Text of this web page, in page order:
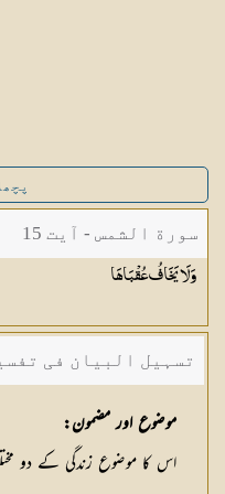
سورة الشمس - آیت 15
وَلَا يَخَافُعُقْبَاهَا
تسہیل البیان فی
موضوع اور مضمون:
اس كا موضوع زندگی كے دو